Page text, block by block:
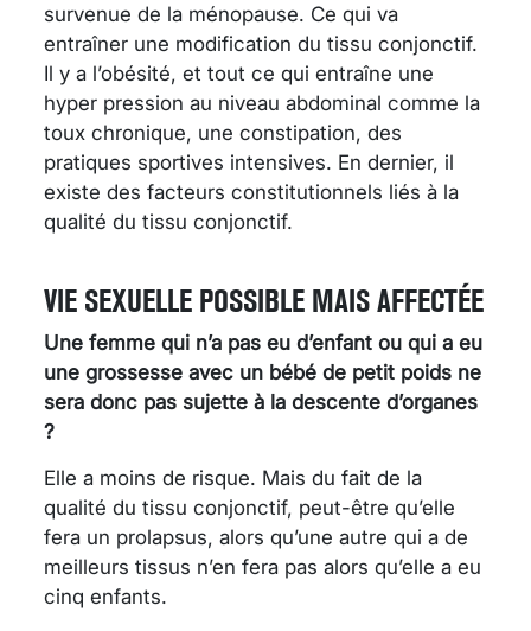
survenue de la ménopause. Ce qui va
entraîner une modification du tissu conjonctif.
Il y a l’obésité, et tout ce qui entraîne une
hyper pression au niveau abdominal comme la
toux chronique, une constipation, des
pratiques sportives intensives. En dernier, il
existe des facteurs constitutionnels liés à la
qualité du tissu conjonctif.
VIE SEXUELLE POSSIBLE MAIS AFFECTÉE
Une femme qui n’a pas eu d’enfant ou qui a eu
une grossesse avec un bébé de petit poids ne
sera donc pas sujette à la descente d’organes
?
Elle a moins de risque. Mais du fait de la
qualité du tissu conjonctif, peut-être qu’elle
fera un prolapsus, alors qu’une autre qui a de
meilleurs tissus n’en fera pas alors qu’elle a eu
cinq enfants.